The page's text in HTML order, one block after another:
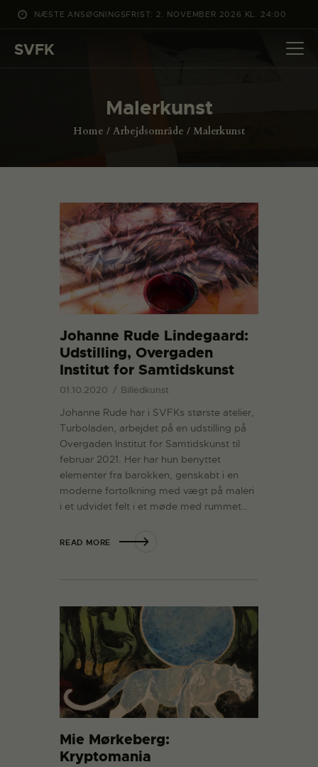
NÆSTE ANSØGNINGSFRIST: 2. NOVEMBER 2026 KL. 24:00
SVFK
Malerkunst
Home Arbejdsområde Malerkunst
DET SKER
ANSØG
ENGLISH
Johanne Rude Lindegaard:
Udstilling, Overgaden
Institut for Samtidskunst
01.10.2020 Billedkunst
Johanne Rude har i SVFKs største atelier,
Turboladen, arbejdet på en udstilling på
Overgaden Institut for Samtidskunst til
februar 2021. Her har hun benyttet
elementer fra barokken, genskabt i en
moderne fortolkning med vægt på maleri
i et udvidet felt i et møde med rummet…
READ MORE
Mie Mørkeberg:
Kryptomania